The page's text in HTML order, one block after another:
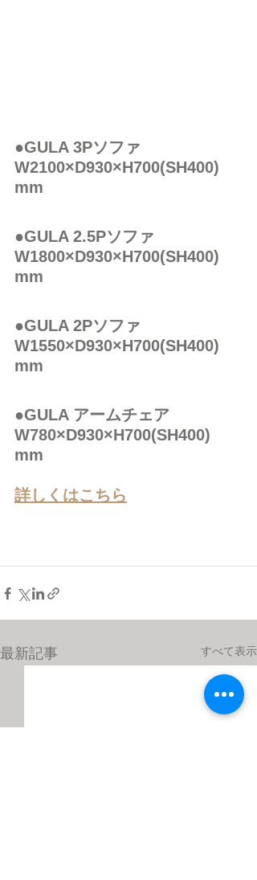
●GULA 3Pソファ
W2100×D930×H700(SH400)
mm
●GULA 2.5Pソファ
W1800×D930×H700(SH400)
mm
●GULA 2Pソファ
W1550×D930×H700(SH400)
mm
●GULA アームチェア
W780×D930×H700(SH400)
mm
詳しくはこちら
最新記事 すべて表示